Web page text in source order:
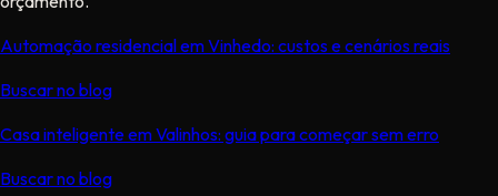
Automação residencial em Vinhedo: custos e cenários reais
Buscar no blog
Casa inteligente em Valinhos: guia para começar sem erro
Buscar no blog